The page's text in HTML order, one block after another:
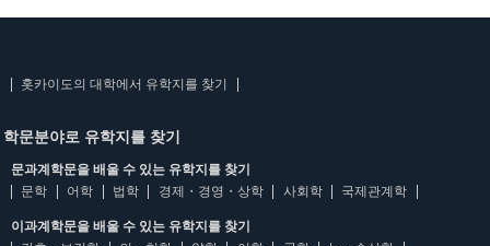
홋카이도의 대학에서 유학지를 찾기
학문분야로 유학지를 찾기
문과계학문을 배울 수 있는 유학지를 찾기
문학
어학 법학 경제・경영・상학 사회학 국제관계학
이과계학문을 배울 수 있는 유학지를 찾기